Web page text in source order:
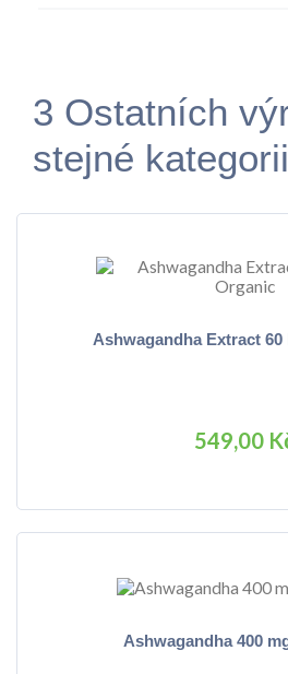
3 Ostatních
stejné
Ashwagandha Extract
549,00
Ashwagandha 400